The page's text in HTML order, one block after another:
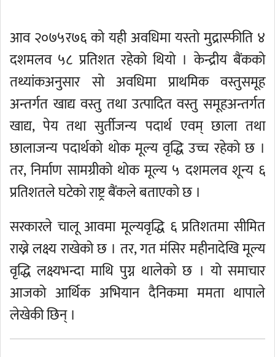
आव २०७५र७६ को यही अवधिमा यस्तो मुद्रास्फीति ४
दशमलव ५८ प्रतिशत रहेको थियो । केन्द्रीय बैंकको
तथ्यांकअनुसार सो अवधिमा प्राथमिक वस्तुसमूह
अन्तर्गत खाद्य वस्तु तथा उत्पादित वस्तु समूहअन्तर्गत
खाद्य, पेय तथा सुर्तीजन्य पदार्थ एवम् छाला तथा
छालाजन्य पदार्थको थोक मूल्य वृद्धि उच्च रहेको छ ।
तर, निर्माण सामग्रीको थोक मूल्य ५ दशमलव शून्य ६
प्रतिशतले घटेको राष्ट्र बैंकले बताएको छ ।
सरकारले चालू आवमा मूल्यवृद्धि ६ प्रतिशतमा सीमित
राख्ने लक्ष्य राखेको छ । तर, गत मंसिर महीनादेखि मूल्य
वृद्धि लक्ष्यभन्दा माथि पुग्न थालेको छ । यो समाचार
आजको आर्थिक अभियान दैनिकमा ममता थापाले
लेखेकी छिन् ।